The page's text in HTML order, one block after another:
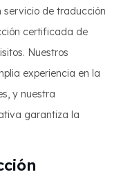
servicio de traducción
certificada de
Nuestros
experiencia en la
y nuestra
garantiza la